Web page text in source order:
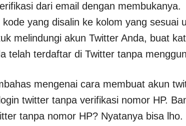
dari email dengan membukanya.
yang disalin ke kolom yang sesuai
melindungi akun Twitter Anda, buat
telah terdaftar di Twitter tanpa
mengenai cara membuat akun
twitter tanpa verifikasi nomor HP.
tanpa nomor HP? Nyatanya bisa lho.